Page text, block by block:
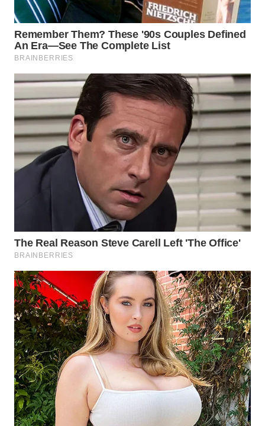
WN
TAPANULI
UTARA
WN
SAMOSIR
WN
PADANG
LAWAS
WN
CIANJUR
WN
KEPULAUAN
SERIBU
WN
TANGERANG
WN
BINJAI
WN